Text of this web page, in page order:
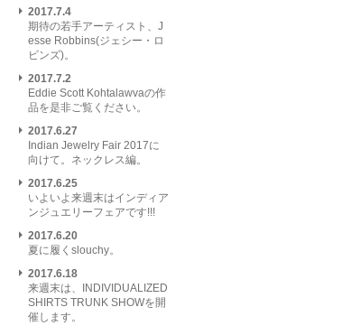
2017.7.4
期待の若手アーティスト、J
esse Robbins(ジェシー・ロ
ビンズ)。
2017.7.2
Eddie Scott Kohtalawvaの作
品を是非ご覧ください。
2017.6.27
Indian Jewelry Fair 2017に
向けて。ネックレス編。
2017.6.25
いよいよ来週末はインディア
ンジュエリーフェアです!!!
2017.6.20
夏に履くslouchy。
2017.6.18
来週末は、INDIVIDUALIZED
SHIRTS TRUNK SHOWを開
催します。